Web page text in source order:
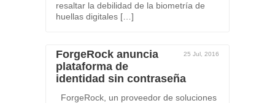
resaltar la debilidad de la biometría de
huellas digitales […]
25 Jul, 2016
ForgeRock anuncia
plataforma de
identidad sin contraseña
ForgeRock, un proveedor de soluciones